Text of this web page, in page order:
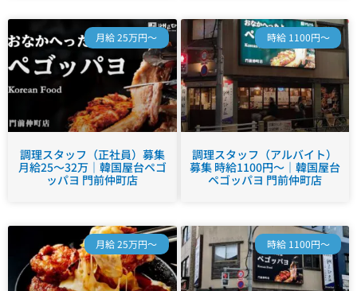
月給 25万円～
調理スタッフ（正社員）募集
月給25～32万｜韓国屋台ペゴ
ッパヨ 門前仲町店
時給 1100円～
調理スタッフ（アルバイト）
募集 時給1100円～｜韓国屋台
ペゴッパヨ 門前仲町店
月給 25万円～ 時給 1100円～